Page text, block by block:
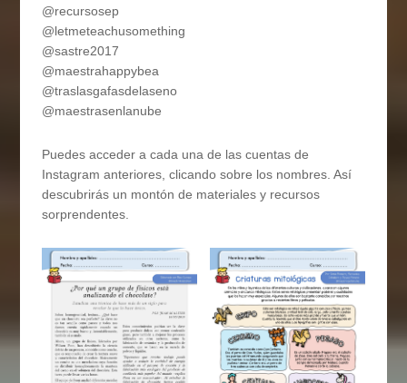
@recursosep
@letmeteachusomething
@sastre2017
@maestrahappybea
@traslasgafasdelaseno
@maestrasenlanube
Puedes acceder a cada una de las cuentas de
Instagram anteriores, clicando sobre los nombres. Así
descubrirás un montón de materiales y recursos
sorprendentes.